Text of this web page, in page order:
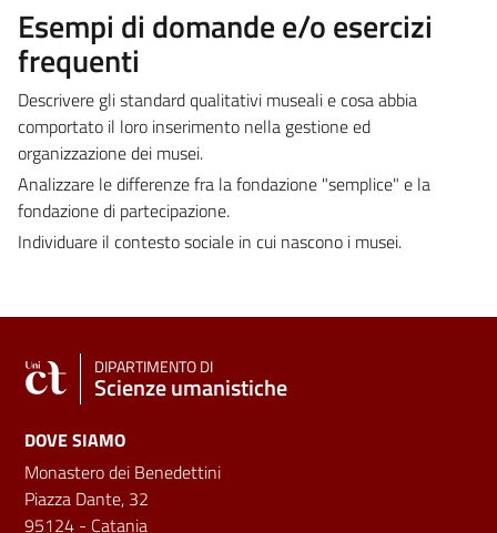
Esempi di domande e/o esercizi
frequenti
Descrivere gli standard qualitativi museali e cosa abbia
comportato il loro inserimento nella gestione ed
organizzazione dei musei.
Analizzare le differenze fra la fondazione "semplice" e la
fondazione di partecipazione.
Individuare il contesto sociale in cui nascono i musei.
DIPARTIMENTO DI
Scienze umanistiche
DOVE SIAMO
Monastero dei Benedettini
Piazza Dante, 32
95124 - Catania